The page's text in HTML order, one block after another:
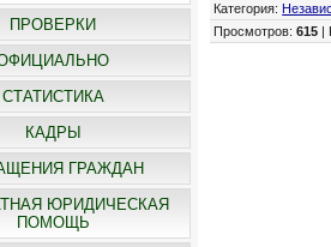
ПРОВЕРКИ
СТАТИСТИКА
КАДРЫ
ГРАЖДАН
ЮРИДИЧЕСКАЯ
ПОМОЩЬ
Категория:
Просмотров:615